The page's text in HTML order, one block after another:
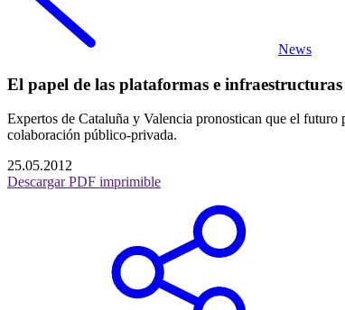
News
El papel de las plataformas e
Expertos de Cataluña y Valencia pronostican que el futuro
colaboración público-privada.
25.05.2012
Descargar PDF imprimible